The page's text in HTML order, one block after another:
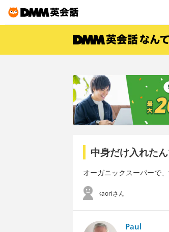
中身だけ入れた
オーガニックスーパーで
kaoriさん
Paul